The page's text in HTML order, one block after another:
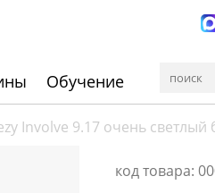
Обучение
Involve 9.17 очень
код товара: